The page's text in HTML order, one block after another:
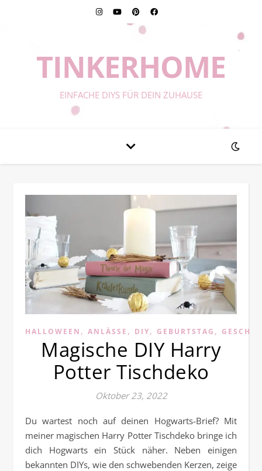
TINKERHOME
EINFACHE DIYS FÜR DEIN ZUHAUSE
HALLOWEEN , ANLÄSSE , DIY, GEBURTSTAG ,
Magische DIY Harry
Potter Tischdeko
Oktober 23, 2022
Du wartest noch auf deinen Hogwarts-Brief? Mit
meiner magischen Harry Potter Tischdeko bringe ich
dich Hogwarts ein Stück näher. Neben einigen
bekannten DIYs, wie den schwebenden Kerzen, zeige